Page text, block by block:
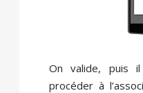
On valide, puis
procéder à